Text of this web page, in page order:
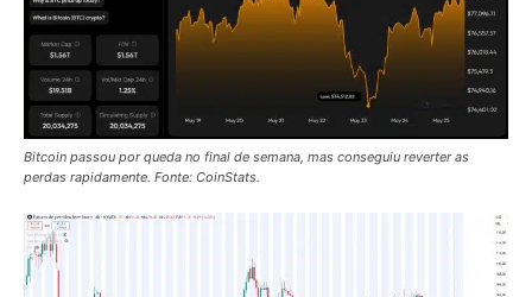
Bitcoin passou por queda no final de semana, mas conseguiu reverter as
perdas rapidamente. Fonte: CoinStats.